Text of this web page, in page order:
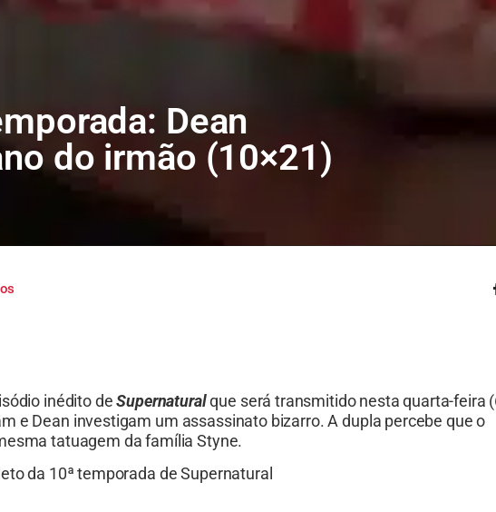
Dean
do irmão (10×21)
inédito deSupernaturalque será transmitido nesta quarta-feira
e Dean investigam um assassinato bizarro. A dupla percebe que o
tatuagem da família Styne.
da 10ª temporada de Supernatural